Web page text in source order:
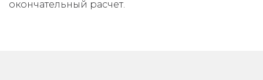
окончательный расчет.